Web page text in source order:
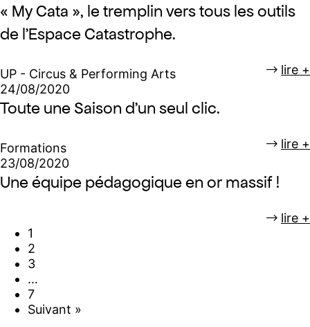
« My Cata », le tremplin vers tous les outils
de l’Espace Catastrophe.
lire +
UP - Circus & Performing Arts
24/08/2020
Toute une Saison d’un seul clic.
lire +
Formations
23/08/2020
Une équipe pédagogique en or massif !
lire +
1
2
3
…
7
Suivant »